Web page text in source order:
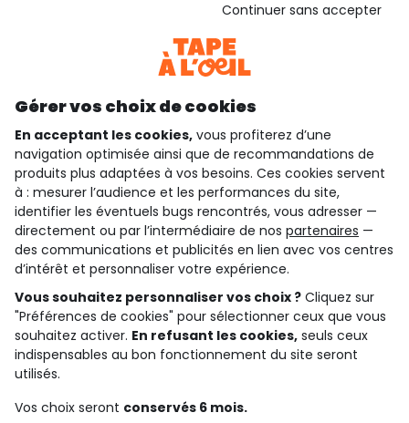
Consulter les CGU
qui sommes-nous ?
besoin d'aide ?
le club fidélité
notre catalogue
Conditions générales de ventes et d'utilisation
Conditions d’utilisation des réseaux sociaux
Politique de confidentialité
Cookies et données personnelles
Gérer vos choix de cookies
En acceptant les cookies, vous profiterez d’une
navigation optimisée ainsi que de recommandations de
produits plus adaptées à vos besoins. Ces cookies servent
à : mesurer l’audience et les performances du site,
identifier les éventuels bugs rencontrés, vous adresser —
directement ou par l’intermédiaire de nos partenaires —
des communications et publicités en lien avec vos centres
d’intérêt et personnaliser votre expérience.
Vous souhaitez personnaliser vos choix ? Cliquez sur
"Préférences de cookies" pour sélectionner ceux que vous
souhaitez activer. En refusant les cookies, seuls ceux
indispensables au bon fonctionnement du site seront
utilisés.
Vos choix seront conservés 6 mois.
Continuer sans accepter